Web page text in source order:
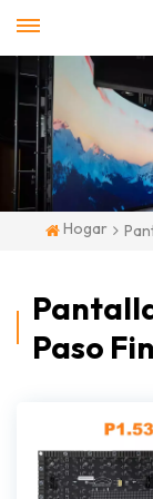
Hogar
Paso